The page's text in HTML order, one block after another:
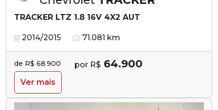
TRACKER LTZ 1.8 16V 4X2 AUT
2014/2015 71.081 km
de R$ 68.900 por R$ 64.900
Ver mais